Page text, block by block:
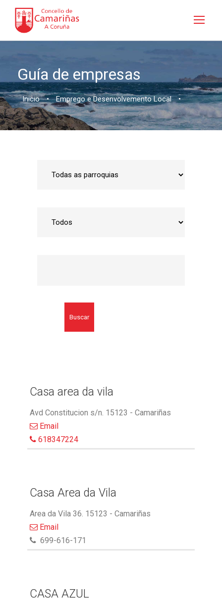
Guía de empresas
Inicio • Emprego e Desenvolvemento Local •
Buscar
Casa area da vila
Avd Constitucion s/n. 15123 - Camariñas
Email
618347224
Casa Area da Vila
Area da Vila 36. 15123 - Camariñas
Email
699-616-171
CASA AZUL